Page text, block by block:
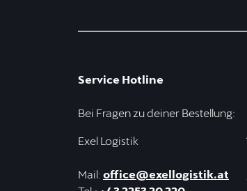
Service Hotline
Bei Fragen zu deiner Bestellung:
Exel Logistik
Mail: office@exellogistik.at